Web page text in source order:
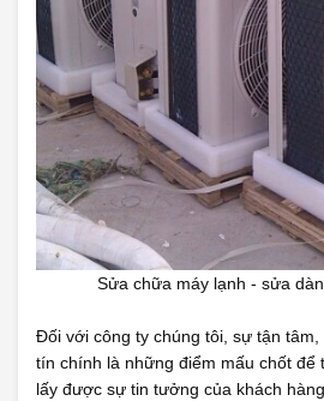
Sửa chữa máy lạnh - sửa
Đối với công ty chúng tôi, sự tận
tín chính là những điểm mấu chốt để
lấy được sự tin tưởng của khách hàng.